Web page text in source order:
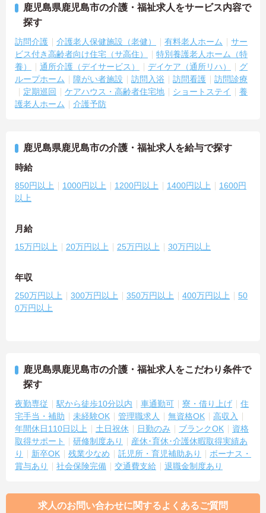
鹿児島県鹿児島市の介護・福祉求人をサービス内容で
探す
訪問介護 介護老人保健施設（老健） 有料老人ホーム
サー
ビス付き高齢者向け住宅（サ高住）
特別養護老人ホーム（特
養）
通所介護（デイサービス） デイケア（通所リハ）
グ
ループホーム
障がい者施設 訪問入浴 訪問看護
訪問診療
定期巡回
ケアハウス・高齢者住宅地 ショートステイ
養
護老人ホーム
介護予防
鹿児島県鹿児島市の介護・福祉求人を給与で探す
時給
850円以上 1000円以上 1200円以上 1400円以上
1600円
以上
月給
15万円以上 20万円以上 25万円以上 30万円以上
年収
250万円以上 300万円以上 350万円以上 400万円以上
50
0万円以上
鹿児島県鹿児島市の介護・福祉求人をこだわり条件で
探す
夜勤専従 駅から徒歩10分以内 車通勤可 寮・借り上げ
住
宅手当・補助
未経験OK 管理職求人 無資格OK
高収入
年間休日110日以上
土日祝休 日勤のみ ブランクOK
資格
取得サポート
研修制度あり
産休･育休･介護休暇取得実績あ
り
新卒OK 残業少なめ 託児所・育児補助あり
ボーナス・
賞与あり
社会保険完備 交通費支給 退職金制度あり
求人のお問い合わせに関するよくあるご質問